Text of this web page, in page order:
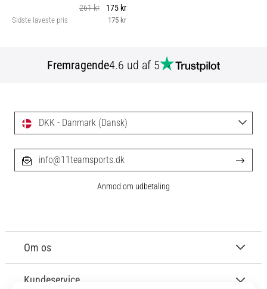
261 kr
175 kr
Sidste laveste pris 175 kr
Fremragende4.6 ud af 5
Om os
Kundeservice
DKK - Danmark (Dansk)
info@11teamsports.dk
Anmod om udbetaling